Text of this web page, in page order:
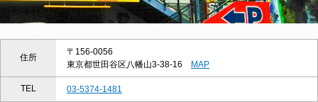
住所
〒156-0056
東京都世田谷区八幡山3-38-16
MAP
TEL 03-5374-1481